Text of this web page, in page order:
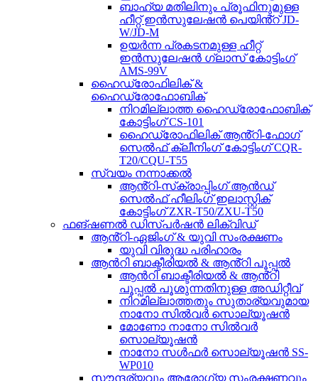
ബാഹ്യ മതിലിനും പ്രൂഫിനുമുള്ള
ഹീറ്റ് ഇൻസുലേഷൻ പെയിൻ്റ് JD-
W/JD-M
ഉയർന്ന പ്രകടനമുള്ള ഹീറ്റ്
ഇൻസുലേഷൻ ഗ്ലാസ് കോട്ടിംഗ്
AMS-99V
ഹൈഡ്രോഫിലിക് &
ഹൈഡ്രോഫോബിക്
നിറമില്ലാത്ത ഹൈഡ്രോഫോബിക്
കോട്ടിംഗ് CS-101
ഹൈഡ്രോഫിലിക് ആൻ്റി-ഫോഗ്
സെൽഫ് ക്ലീനിംഗ് കോട്ടിംഗ് CQR-
T20/CQU-T55
സ്വയം നന്നാക്കൽ
ആൻ്റി-സ്‌ക്രാപ്പിംഗ് ആൻഡ്
സെൽഫ് ഹീലിംഗ് ഇലാസ്റ്റിക്
കോട്ടിംഗ് ZXR-T50/ZXU-T50
ഫങ്ഷണൽ ഡിസ്പർഷൻ ലിക്വിഡ്
ആൻ്റി-ഏജിംഗ് & യുവി സംരക്ഷണം
യുവി വിരുദ്ധ പരിഹാരം
ആൻറി ബാക്ടീരിയൽ & ആൻ്റി പൂപ്പൽ
ആൻറി ബാക്ടീരിയൽ & ആൻ്റി
പൂപ്പൽ പൂശുന്നതിനുള്ള അഡിറ്റീവ്
നിറമില്ലാത്തതും സുതാര്യവുമായ
നാനോ സിൽവർ സൊല്യൂഷൻ
മോണോ നാനോ സിൽവർ
സൊല്യൂഷൻ
നാനോ സൾഫർ സൊല്യൂഷൻ SS-
WP010
സൗന്ദര്യവും ആരോഗ്യ സംരക്ഷണവും